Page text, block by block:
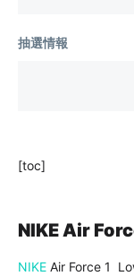
抽選情報
[toc]
NIKE Air
NIKE Air Force 1